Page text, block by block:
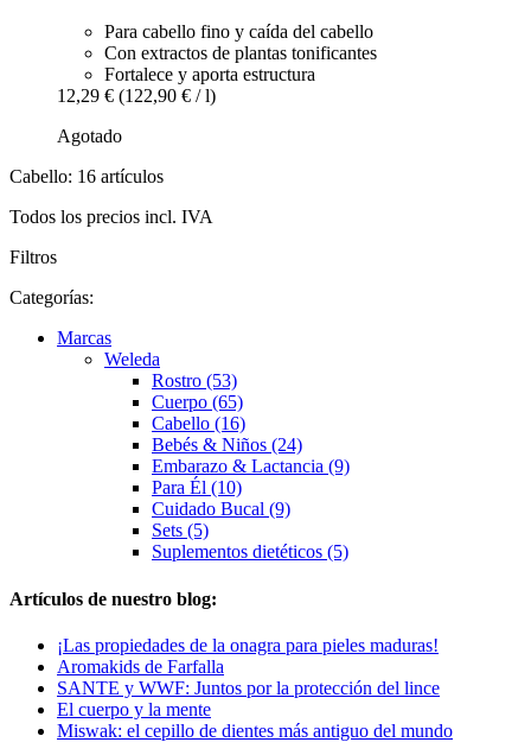
Para cabello fino y caída del cabello
Con extractos de plantas tonificantes
Fortalece y aporta estructura
12,29 € (122,90 € / l)
Agotado
Cabello: 16 artículos
Todos los precios incl. IVA
Filtros
Categorías:
Marcas
Weleda
Rostro (53)
Cuerpo (65)
Cabello (16)
Bebés & Niños (24)
Embarazo & Lactancia (9)
Para Él (10)
Cuidado Bucal (9)
Sets (5)
Suplementos dietéticos (5)
Artículos de nuestro blog:
¡Las propiedades de la onagra para pieles maduras!
Aromakids de Farfalla
SANTE y WWF: Juntos por la protección del lince
El cuerpo y la mente
Miswak: el cepillo de dientes más antiguo del mundo